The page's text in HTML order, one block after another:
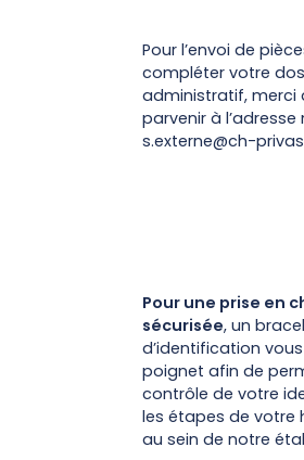
Pour l’envoi de
compléter votre
administratif, merci
parvenir à
s.externe@ch-
Pour une prise en
sécurisée, un
d’identification
poignet afin de
contrôle de votre
les étapes de votre
au sein de notre